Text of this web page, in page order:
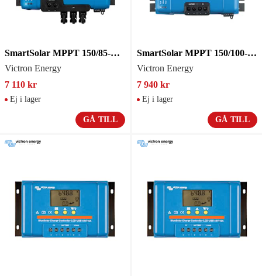
SmartSolar MPPT 150/85-MC4 VE.Can
Victron Energy
7 110 kr
Ej i lager
GÅ TILL
SmartSolar MPPT 150/100-Tr VE.
Victron Energy
7 940 kr
Ej i lager
GÅ TILL